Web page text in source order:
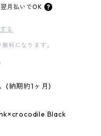
翌月払いでOK
る
料になります。
(納期約1ヶ月)
Black